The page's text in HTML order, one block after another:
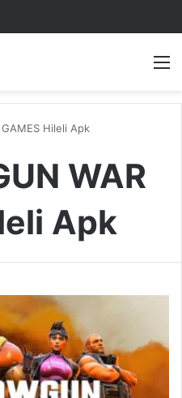
– Güncel 2025
GAMES Hileli Apk
WAR
Apk